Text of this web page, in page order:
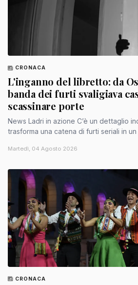
CRONACA
L'inganno del libretto: da
banda dei furti svaligiava
scassinare porte
News Ladri in azione C’è un dettaglio inquietante che
trasforma una catena di furti seriali in
Martedì, 04 Agosto 2026
CRONACA